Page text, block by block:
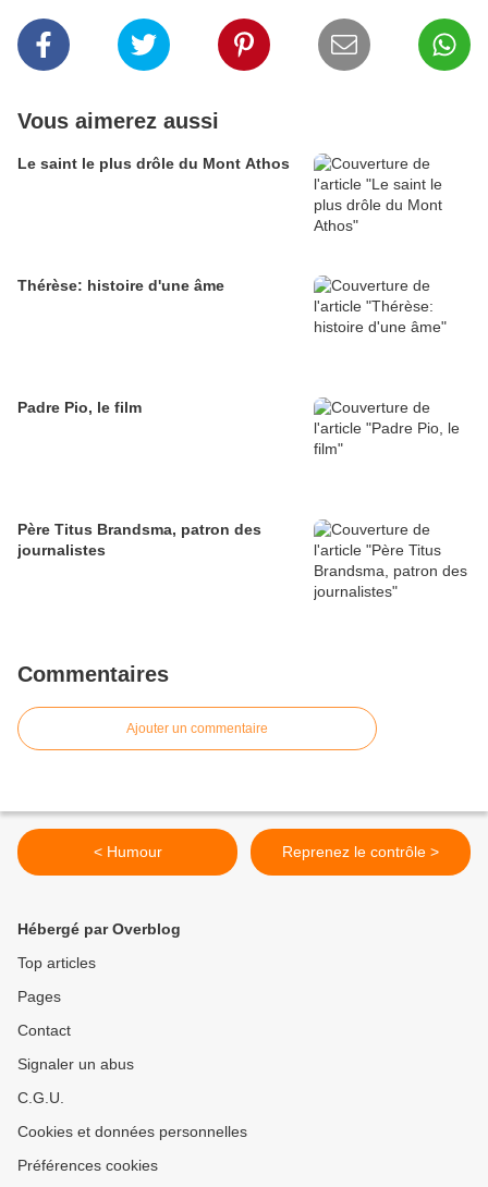
Vous aimerez aussi
Le saint le plus drôle du Mont Athos
Thérèse: histoire d'une âme
Padre Pio, le film
Père Titus Brandsma, patron des
journalistes
Commentaires
Ajouter un commentaire
< Humour Reprenez le contrôle >
Hébergé par Overblog
Top articles
Pages
Contact
Signaler un abus
C.G.U.
Cookies et données personnelles
Préférences cookies